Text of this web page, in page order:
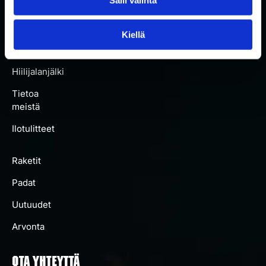
Kiellä
padat
Artikkelit
Hiilijalanjälki
Tietoa
meistä
Ilotulitteet
Raketit
Padat
Uutuudet
Arvonta
OTA YHTEYTTÄ